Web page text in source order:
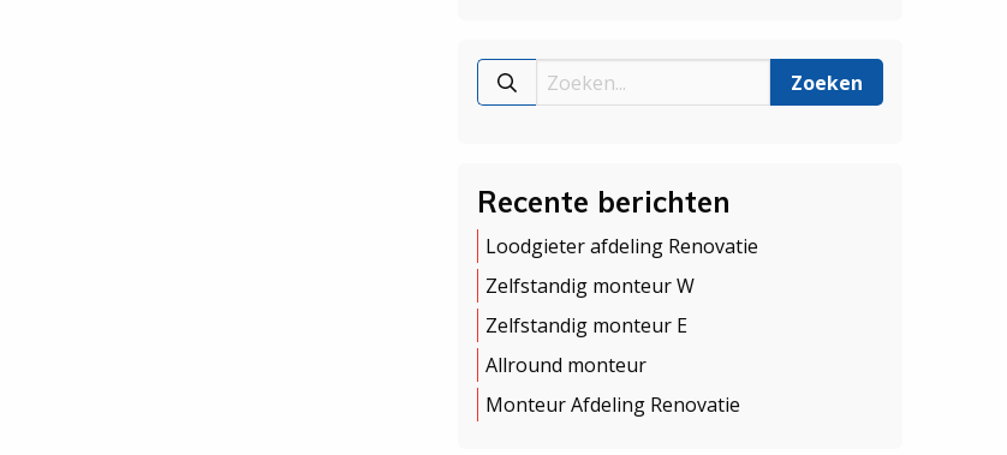
Recente berichten
Loodgieter afdeling Renovatie
Zelfstandig monteur W
Zelfstandig monteur E
Allround monteur
Monteur Afdeling Renovatie